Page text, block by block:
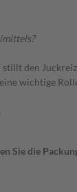
den
wichtige
Sie die